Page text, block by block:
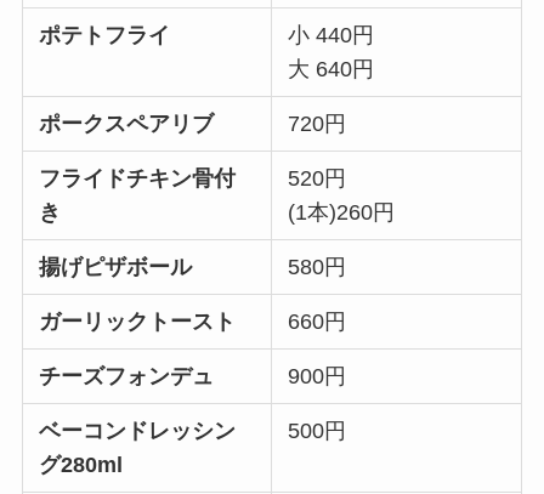
ポテトフライ
小 440円
大 640円
ポークスペアリブ 720円
フライドチキン骨付
き
520円
(1本)260円
揚げピザボール 580円
ガーリックトースト 660円
チーズフォンデュ 900円
ベーコンドレッシン
グ280ml
500円